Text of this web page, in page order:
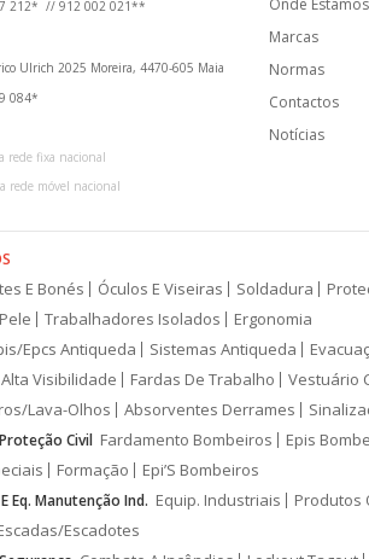
212* // 912 002 021**
Ulrich 2025 Moreira, 4470-605 Maia
084*
rede fixa nacional
rede móvel nacional
Onde Estamos
Marcas
Normas
Contactos
Notícias
E Bonés Óculos E Viseiras Soldadura
Trabalhadores Isolados Ergonomia
Epcs Antiqueda Sistemas Antiqueda
Alta Visibilidade Fardas De Trabalho Vestuário
Lava-Olhos Absorventes Derrames
Civil Fardamento Bombeiros Epis
Formação Epi’S Bombeiros
Eq. Manutenção Ind. Equip. Industriais Produtos
Escadotes